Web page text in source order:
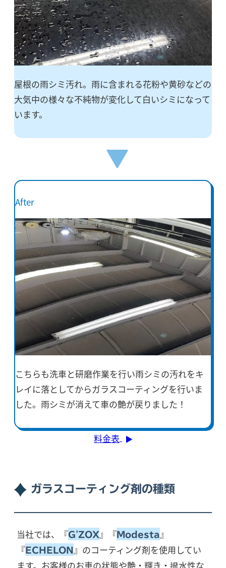
屋根の雨シミ汚れ。雨に含まれる花粉や黄砂などの
大気中の様々な不純物が変化して白いシミになって
います。
After
こちらも洗車と研磨作業を行い雨シミの汚れをキ
レイに落としてからガラスコーティングを行いま
した。雨シミが消えて車の艶が戻りました！
料金表
ガラスコーティング剤の種類
当社では、『G'ZOX』『 Modesta』
『 ECHELON 』のコーティング剤を使用してい
ます。お客様のお車の状態や艶・輝き・撥水性な